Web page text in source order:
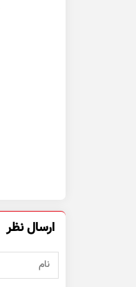
ارسال نظر